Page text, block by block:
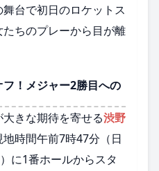
台で初日のロケットス
ちのプレーから目が離
！メジャー2勝目への
きな期待を寄せる渋野
時間午前7時47分（日
に1番ホールからスタ